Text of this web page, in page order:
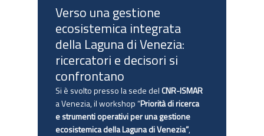
Verso una gestione
ecosistemica integrata
della Laguna di Venezia:
ricercatori e decisori si
confrontano
Si è svolto presso la sede delCNR-ISMAR
a Venezia, il workshop “Priorità di ricerca
e strumenti operativi per una gestione
ecosistemica della Laguna di Venezia”,